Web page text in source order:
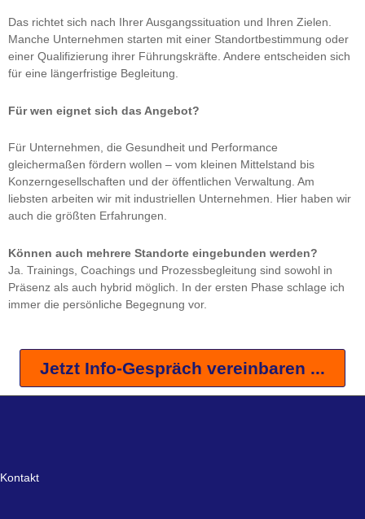
Das richtet sich nach Ihrer Ausgangssituation und Ihren Zielen.
Manche Unternehmen starten mit einer Standortbestimmung oder
einer Qualifizierung ihrer Führungskräfte. Andere entscheiden sich
für eine längerfristige Begleitung.
Für wen eignet sich das Angebot?
Für Unternehmen, die Gesundheit und Performance
gleichermaßen fördern wollen – vom kleinen Mittelstand bis
Konzerngesellschaften und der öffentlichen Verwaltung. Am
liebsten arbeiten wir mit industriellen Unternehmen. Hier haben wir
auch die größten Erfahrungen.
Können auch mehrere Standorte eingebunden werden?
Ja. Trainings, Coachings und Prozessbegleitung sind sowohl in
Präsenz als auch hybrid möglich. In der ersten Phase schlage ich
immer die persönliche Begegnung vor.
Jetzt Info-Gespräch vereinbaren ...
Kontakt